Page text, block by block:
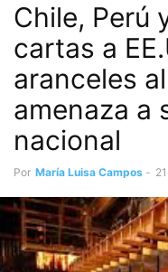
Chile, Perú
cartas a
aranceles
amenaza a
nacional
Por María Luisa Campos -